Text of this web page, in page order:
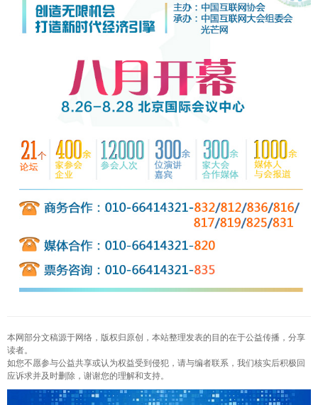
本网部分文稿源于网络，版权归原创，本站整理发表的目的在于公益传播，分享
读者。
如您不愿参与公益共享或认为权益受到侵犯，请与编者联系，我们核实后积极回
应诉求并及时删除，谢谢您的理解和支持。